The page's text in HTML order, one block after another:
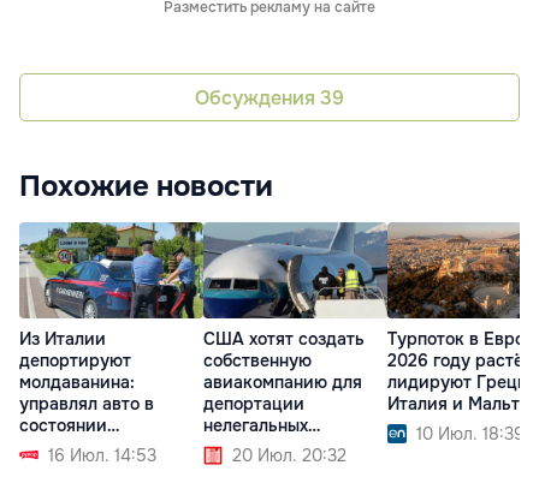
Разместить рекламу на сайте
Обсуждения 39
Похожие новости
Из Италии
депортируют
молдаванина:
управлял авто в
состоянии
алкогольного
16 Июл. 14:53
США хотят создать
собственную
авиакомпанию для
депортации
нелегальных
мигрантов
20 Июл. 20:32
Турпоток в
2026 году растёт:
лидируют
Италия и Мальта
10 Июл. 18:39